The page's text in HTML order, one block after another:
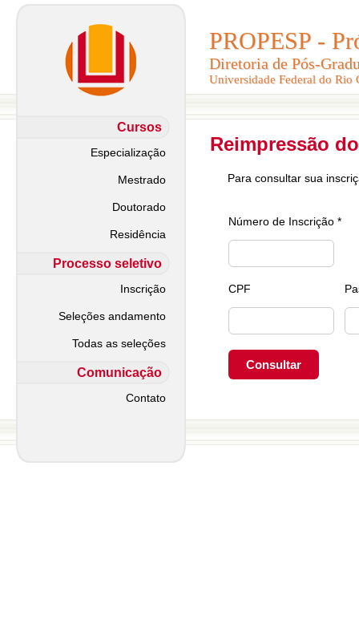
PROPESP -
Diretoria de Pós-
Universidade Federal do Rio
PROPESP -
Diretoria de Pós-
Universidade Federal do Rio
Cursos
Especialização
Mestrado
Doutorado
Residência
Processo seletivo
Inscrição
Seleções andamento
Todas as seleções
Comunicação
Contato
Reimpressão
Para consultar sua
Número de Inscrição *
CPF